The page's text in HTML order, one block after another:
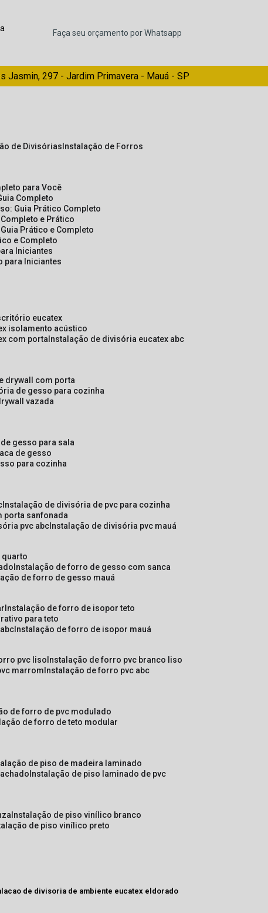
Faça seu orçamento por Whatsapp
Jasmin, 297 - Jardim Primavera - Mauá - SP
de Divisórias Instalação de Forros
para Você
Completo
Guia Prático Completo
e Prático
Prático e Completo
e Completo
Iniciantes
para Iniciantes
eucatex
isolamento acústico
com porta instalação de divisória eucatex abc
drywall com porta
de gesso para cozinha
vazada
gesso para sala
de gesso
para cozinha
instalação de divisória de pvc para cozinha
porta sanfonada
pvc abc instalação de divisória pvc mauá
quarto
instalação de forro de gesso com sanca
de forro de gesso mauá
instalação de forro de isopor teto
para teto
instalação de forro de isopor mauá
pvc liso instalação de forro pvc branco liso
marrom instalação de forro pvc abc
de forro de pvc modulado
de forro de teto modular
de piso de madeira laminado
instalação de piso laminado de pvc
instalação de piso vinílico branco
de piso vinílico preto
de divisoria de ambiente eucatex eldorado